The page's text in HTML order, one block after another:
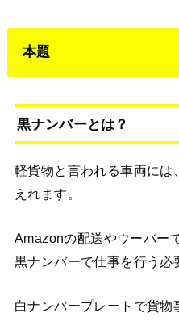
本題
黒ナンバーとは？
軽貨物と言われる車両に
えれます。
Amazonの配送やウーバー
黒ナンバーで仕事を行う必
白ナンバープレートで貨物